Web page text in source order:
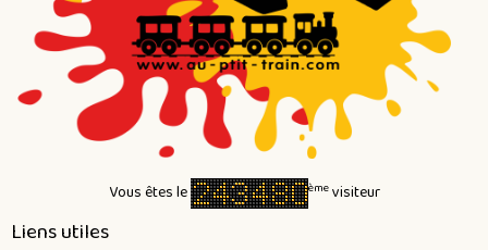
Vous êtes le èmevisiteur
Liens utiles